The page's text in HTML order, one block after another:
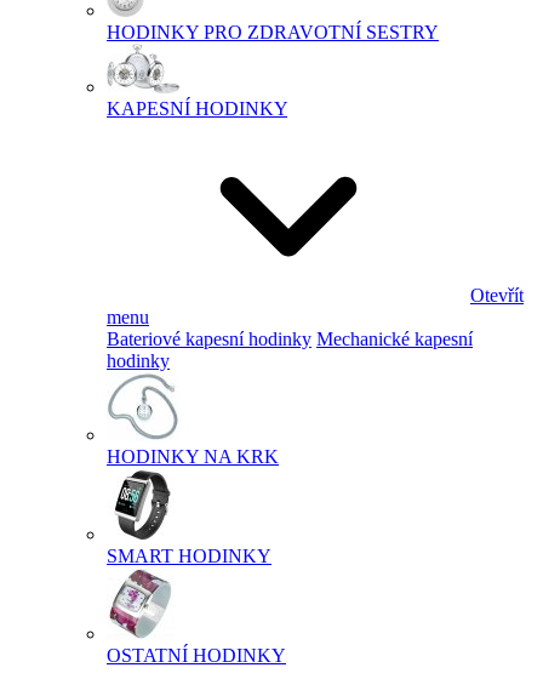
HODINKY PRO ZDRAVOTNÍ SESTRY
KAPESNÍ HODINKY
Otevřít
menu
Bateriové kapesní hodinky Mechanické kapesní
hodinky
HODINKY NA KRK
SMART HODINKY
OSTATNÍ HODINKY